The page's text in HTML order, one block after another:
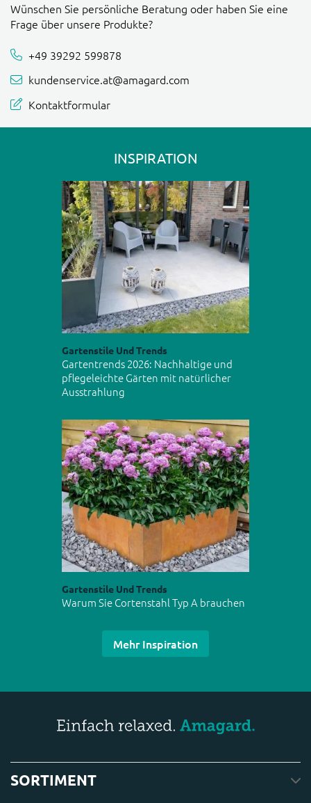
Wünschen Sie persönliche Beratung oder haben Sie eine
Frage über unsere Produkte?
+49 39292 599878
kundenservice.at@amagard.com
Kontaktformular
INSPIRATION
Gartenstile Und Trends
Gartentrends 2026: Nachhaltige und
pflegeleichte Gärten mit natürlicher
Ausstrahlung
Gartenstile Und Trends
Warum Sie Cortenstahl Typ A brauchen
Mehr Inspiration
SORTIMENT